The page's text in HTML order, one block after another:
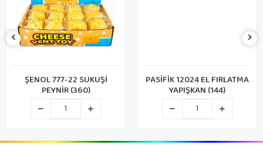
ŞENOL 777-22 SUKUŞİ
PEYNİR (360)
PASİFİK 12024 EL FIRLATMA
YAPIŞKAN (144)